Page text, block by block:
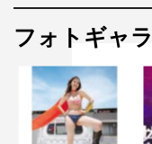
放送URL：
https://
special/slots/
©AbemaTV
フォトギャ